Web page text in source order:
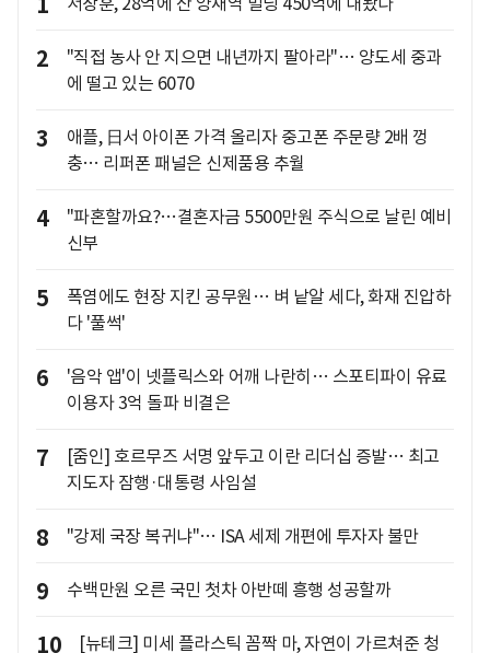
2
"직접 농사 안 지으면 내년까지 팔아라"… 양도세 중과
에 떨고 있는 6070
3
애플, 日서 아이폰 가격 올리자 중고폰 주문량 2배 껑
충… 리퍼폰 패널은 신제품용 추월
4
"파혼할까요?…결혼자금 5500만원 주식으로 날린 예비
신부
5
폭염에도 현장 지킨 공무원… 벼 낱알 세다, 화재 진압하
다 '풀썩'
6
'음악 앱'이 넷플릭스와 어깨 나란히… 스포티파이 유료
이용자 3억 돌파 비결은
7
[줌인] 호르무즈 서명 앞두고 이란 리더십 증발… 최고
지도자 잠행·대통령 사임설
8 "강제 국장 복귀냐"… ISA 세제 개편에 투자자 불만
9 수백만원 오른 국민 첫차 아반떼 흥행 성공할까
10 [뉴테크] 미세 플라스틱 꼼짝 마, 자연이 가르쳐준 청